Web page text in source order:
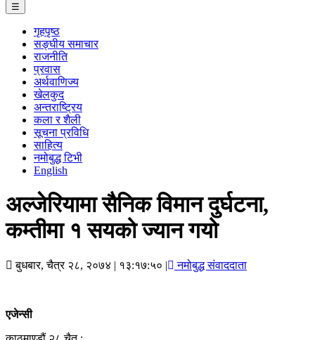
☰
गृहपृष्ठ
सङ्घीय समाचार
राजनीति
प्रवास
अर्थवाणिज्य
खेलकुद
अन्तराष्ट्रिय
कला र शैली
सूचना प्रविधि
साहित्य
नमोबुद्ध टिभी
English
अल्जेरियामा सैनिक विमान दुर्घटना,
कम्तीमा १ सयको ज्यान गयो
बुधबार, चैत्र २८, २०७४ | १३:१७:५० | नमोबुद्ध संवाददाता
एजेन्सी